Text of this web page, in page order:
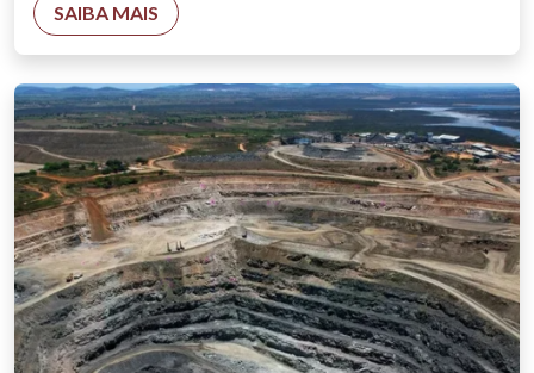
SAIBA MAIS